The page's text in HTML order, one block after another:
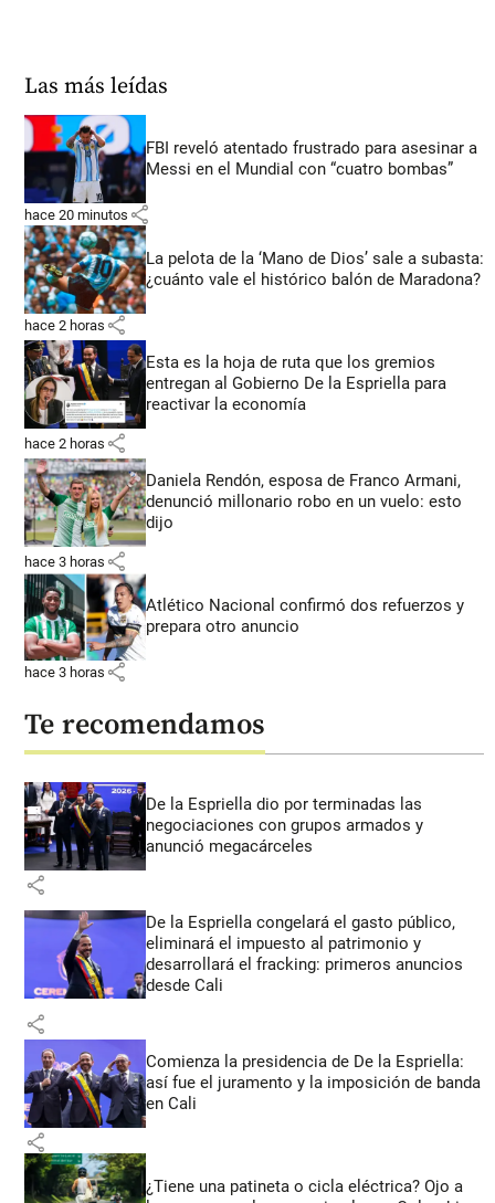
Las más leídas
FBI reveló atentado frustrado para asesinar a
Messi en el Mundial con “cuatro bombas”
hace 20 minutos share
La pelota de la ‘Mano de Dios’ sale a subasta:
¿cuánto vale el histórico balón de Maradona?
hace 2 horas share
Esta es la hoja de ruta que los gremios
entregan al Gobierno De la Espriella para
reactivar la economía
hace 2 horas share
Daniela Rendón, esposa de Franco Armani,
denunció millonario robo en un vuelo: esto
dijo
hace 3 horas share
Atlético Nacional confirmó dos refuerzos y
prepara otro anuncio
hace 3 horas share
Te recomendamos
De la Espriella dio por terminadas las
negociaciones con grupos armados y
anunció megacárceles
share
De la Espriella congelará el gasto público,
eliminará el impuesto al patrimonio y
desarrollará el fracking: primeros anuncios
desde Cali
share
Comienza la presidencia de De la Espriella:
así fue el juramento y la imposición de banda
en Cali
share
¿Tiene una patineta o cicla eléctrica? Ojo a